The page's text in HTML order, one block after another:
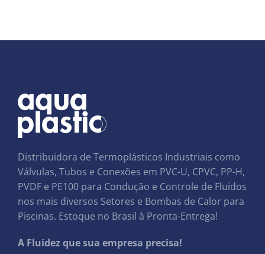
Distribuidora de Termoplásticos Industriais como
Válvulas, Tubos e Conexões em PVC-U, CPVC, PP-H,
PVDF e PE100 para Condução e Controle de Fluidos
nos mais diversos Setores e Bombas de Calor para
Piscinas. Estoque no Brasil à Pronta-Entrega!
A Fluidez que sua empresa precisa!